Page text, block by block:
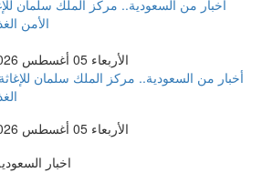
الأربعاء 05 أغسطس 2026 10:39 مساءً
أخبار من السعودية.. مركز الملك سلمان
الأربعاء 05 أغسطس 2026 10:39 مساءً
اخبار